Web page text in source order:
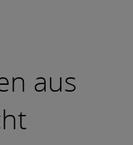
aus